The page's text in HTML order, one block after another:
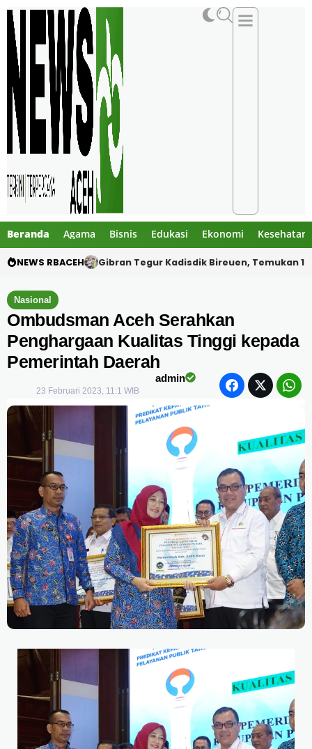
Beranda Agama Bisnis Edukasi Ekonomi Kesehatan
NEWS RBACEH PHE NSO Klarifikasi Dugaan Bau Amoniak
Nasional
Ombudsman Aceh Serahkan
Penghargaan Kualitas Tinggi kepada
Pemerintah Daerah
admin
23 Februari 2023, 11:1 WIB